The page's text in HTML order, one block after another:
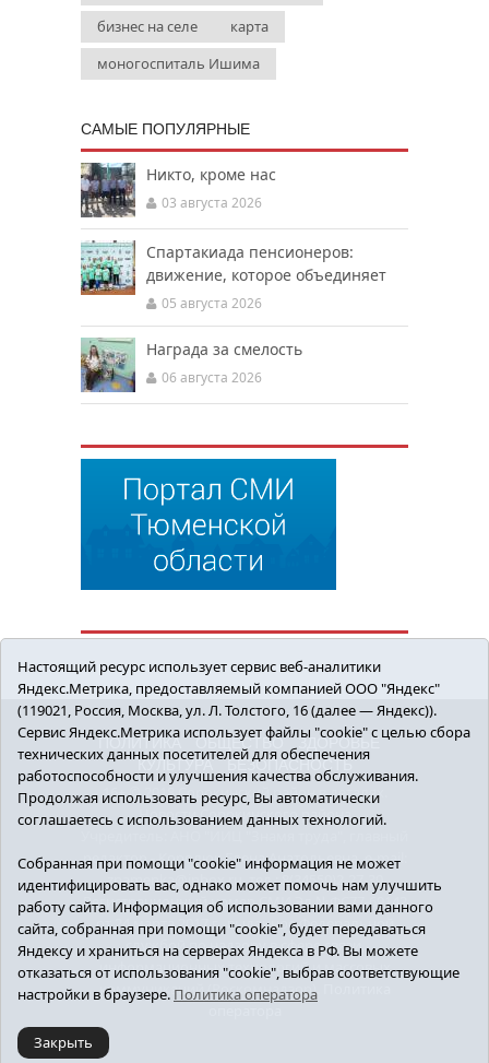
бизнес на селе
карта
моногоспиталь Ишима
САМЫЕ ПОПУЛЯРНЫЕ
Никто, кроме нас
03 августа 2026
Спартакиада пенсионеров:
движение, которое объединяет
05 августа 2026
Награда за смелость
06 августа 2026
ПОЛИТИКА ОБЩЕСТВО
ЗДОРОВЬЕ
КУЛЬТУРА
БЕЗОПАСНОСТЬ
16+ © 2018 Сорокинский район в деталях.
Новости Сорокинского района
редактор - Королюк Елена Анатольевна, e-mail:
znamenka@inbox.ru, тел.: 8(34550)2-27-30
Регистрационный номер СМИ Эл №ФС77-69142
от 24 марта 2017 г., выданное Федеральной
службой по надзору в сфере связи,
информационных технологий и массовых
коммуникаций (Роскомнадзор).
Настоящий ресурс использует сервис веб-аналитики
Яндекс.Метрика, предоставляемый компанией ООО "Яндекс"
(119021, Россия, Москва, ул. Л. Толстого, 16 (далее — Яндекс)).
Сервис Яндекс.Метрика использует файлы "cookie" с целью сбора
технических данных посетителей для обеспечения
работоспособности и улучшения качества обслуживания.
Продолжая использовать ресурс, Вы автоматически
соглашаетесь с использованием данных технологий.
Собранная при помощи "cookie" информация не может
идентифицировать вас, однако может помочь нам улучшить
работу сайта. Информация об использовании вами данного
сайта, собранная при помощи "cookie", будет передаваться
Яндексу и храниться на серверах Яндекса в РФ. Вы можете
отказаться от использования "cookie", выбрав соответствующие
настройки в браузере. Политика оператора
Закрыть